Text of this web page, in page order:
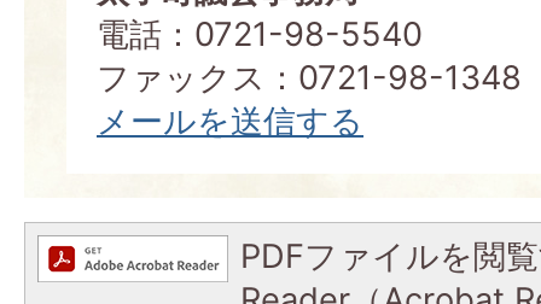
電話：0721-98-5540
ファックス：0721-98-1348
メールを送信する
PDFファイルを閲